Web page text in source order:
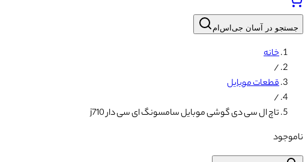
جستجو در آسان جی‌اس‌ام
خانه
/
قطعات موبایل
/
تاچ ال سی دی گوشی موبایل سامسونگ ای سی دار j710
ناموجود